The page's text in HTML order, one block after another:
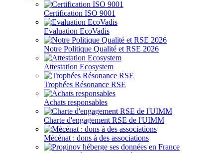
Certification ISO 9001
Evaluation EcoVadis
Notre Politique Qualité et RSE 2026
Attestation Ecosystem
Trophées Résonance RSE
Achats responsables
Charte d'engagement RSE de l'UIMM
Mécénat : dons à des associations